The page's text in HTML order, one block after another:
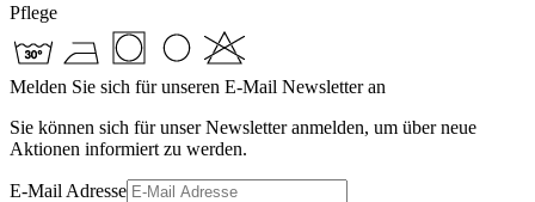
Pflege
Melden Sie sich für unseren E-Mail Newsletter an
Sie können sich für unser Newsletter anmelden, um über neue
Aktionen informiert zu werden.
E-Mail Adresse